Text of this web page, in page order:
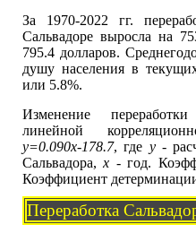
За 1970-2022 гг.
Сальвадоре выросла на
795.4 долларов.
душу населения в
или 5.8%.
Изменение
линейной
y=0.090x-178.7, где y-
Сальвадора,x - год.
Коэффициент
Переработка